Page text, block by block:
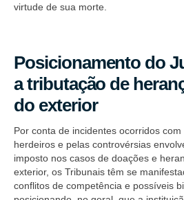
virtude de sua morte.
Posicionamento do
a tributação de
do exterior
Por conta de incidentes ocorridos
herdeiros e pelas controvérsias
imposto nos casos de doações e
exterior, os Tribunais têm se
conflitos de competência e possíveis